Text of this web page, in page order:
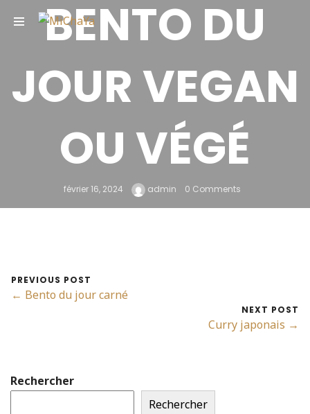
TOP
BENTO DU
JOUR VEGAN
OU VÉGÉ
février 16, 2024 admin 0 Comments
PREVIOUS POST
← Bento du jour carné
NEXT POST
Curry japonais →
Rechercher
Rechercher